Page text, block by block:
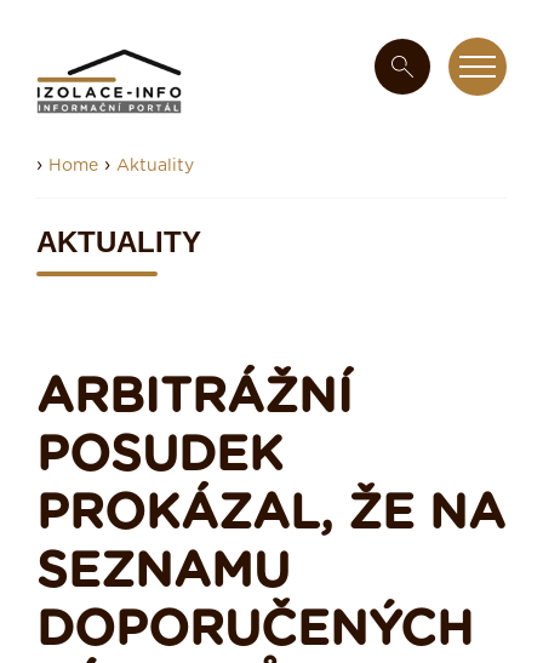
› Home › Aktuality
AKTUALITY
ARBITRÁŽNÍ
POSUDEK
PROKÁZAL, ŽE NA
SEZNAMU
DOPORUČENÝCH